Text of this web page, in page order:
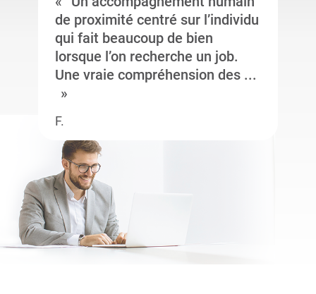
de proximité centré sur l’individu
qui fait beaucoup de bien
lorsque l’on recherche un job.
Une vraie compréhension des ...
F.